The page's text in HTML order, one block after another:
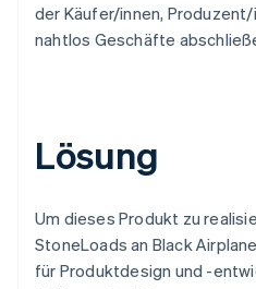
der Käufer/innen,
nahtlos Geschäfte
Lösung
Um dieses Produkt zu
StoneLoads an Black
für Produktdesign und -